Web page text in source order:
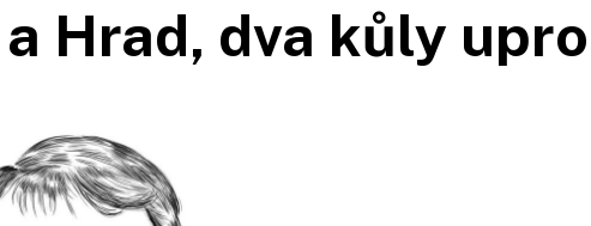
Hrad, dva kůly